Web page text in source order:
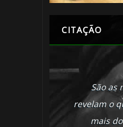
CITAÇÃO
São as
revelam o
mais